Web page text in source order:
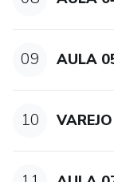
09 AULA
10